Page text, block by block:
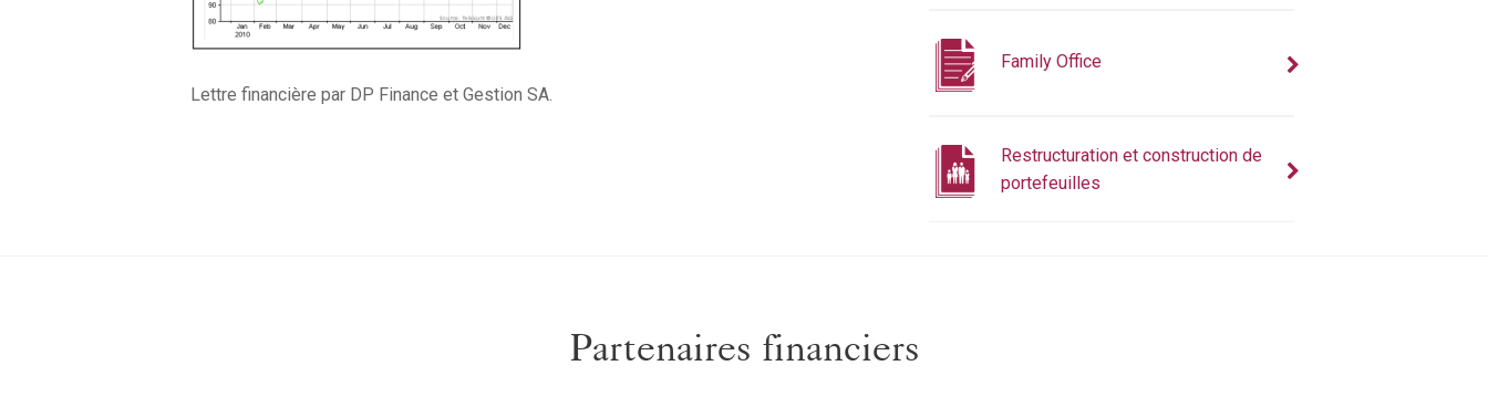
Lettre financière par DP Finance et Gestion SA.
Family Office
Restructuration et construction de
portefeuilles
Partenaires financiers